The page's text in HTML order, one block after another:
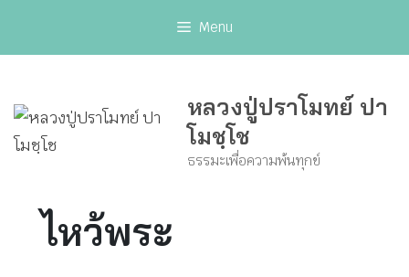
Menu
หลวงปู่ปราโมทย์ ปา
โมชฺโช
ธรรมะเพื่อความพ้นทุกข์
ไหว้พระ